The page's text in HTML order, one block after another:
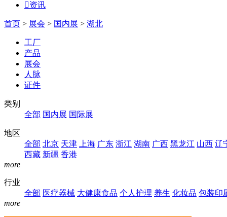
资讯
首页 > 展会 > 国内展 > 湖北
工厂
产品
展会
人脉
证件
类别
全部 国内展 国际展
地区
全部 北京 天津 上海 广东 浙江 湖南 广西 黑龙江 山西 辽
西藏 新疆 香港
more
行业
全部 医疗器械 大健康食品 个人护理 养生 化妆品 包装印
more